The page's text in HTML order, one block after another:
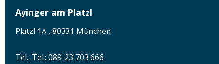
Ayinger am Platzl
Platzl 1A , 80331 München
Tel.: Tel.: 089-23 703 666